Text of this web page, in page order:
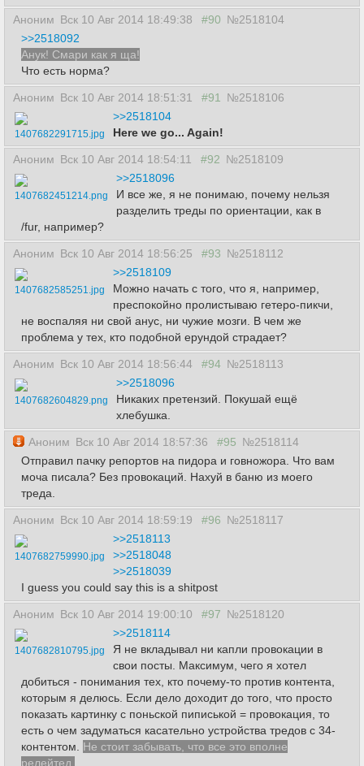
Аноним Вск 10 Авг 2014 18:49:38 #90 №2518104
>>2518092
Анук! Смари как я ща!
Что есть норма?
Аноним Вск 10 Авг 2014 18:51:31 #91 №2518106
1407682291715.jpg
>>2518104
Here we go... Again!
Аноним Вск 10 Авг 2014 18:54:11 #92 №2518109
1407682451214.png
>>2518096
И все же, я не понимаю, почему нельзя
разделить треды по ориентации, как в
/fur, например?
Аноним Вск 10 Авг 2014 18:56:25 #93 №2518112
1407682585251.jpg
>>2518109
Можно начать с того, что я, например,
преспокойно пролистываю гетеро-пикчи,
не воспаляя ни свой анус, ни чужие мозги. В чем же
проблема у тех, кто подобной ерундой страдает?
Аноним Вск 10 Авг 2014 18:56:44 #94 №2518113
1407682604829.png
>>2518096
Никаких претензий. Покушай ещё
хлебушка.
Аноним Вск 10 Авг 2014 18:57:36 #95 №2518114
Отправил пачку репортов на пидора и говножора. Что вам
моча писала? Без провокаций. Нахуй в баню из моего
треда.
Аноним Вск 10 Авг 2014 18:59:19 #96 №2518117
1407682759990.jpg
>>2518113
>>2518048
>>2518039
I guess you could say this is a shitpost
Аноним Вск 10 Авг 2014 19:00:10 #97 №2518120
1407682810795.jpg
>>2518114
Я не вкладывал ни капли провокации в
свои посты. Максимум, чего я хотел
добиться - понимания тех, кто почему-то против контента,
которым я делюсь. Если дело доходит до того, что просто
показать картинку с поньской пиписькой = провокация, то
есть о чем задуматься касательно устройства тредов с 34-
контентом. Не стоит забывать, что все это вполне
релейтед.